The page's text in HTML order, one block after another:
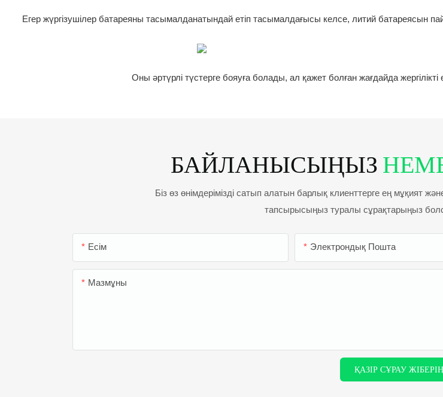
Егер жүргізушілер батареяны тасымалданатындай етіп тасымалдағысы келсе, литий батареясын
Оны әртүрлі түстерге бояуға болады, ал қажет болған жағдайда
БАЙЛАНЫСЫҢЫЗ
Біз өз өнімдерімізді сатып алатын барлық клиенттерге ең мұқият
тапсырысыңыз туралы сұрақтарыңыз
Есім Электрондық Пошта
Мазмұны
ҚАЗІР СҰРАУ